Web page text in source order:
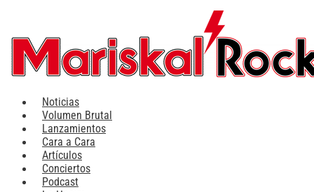
contenido
Noticias
Volumen Brutal
Lanzamientos
Cara a Cara
Artículos
Conciertos
Podcast